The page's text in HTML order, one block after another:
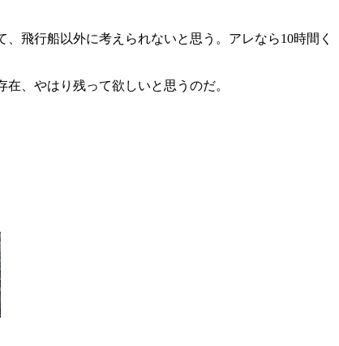
飛行船以外に考えられないと思う。アレなら10時間く
、やはり残って欲しいと思うのだ。